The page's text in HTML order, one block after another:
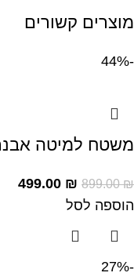
מוצרים קשורים
-44%
משטח למיטה
899.00₪
499.00 ₪
הוספה לסל
-27%